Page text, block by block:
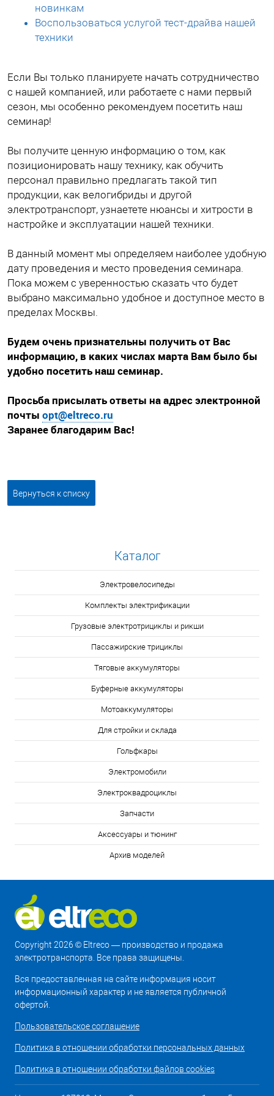
новинкам
Воспользоваться услугой тест-драйва нашей
техники
Если Вы только планируете начать сотрудничество
с нашей компанией, или работаете с нами первый
сезон, мы особенно рекомендуем посетить наш
семинар!
Вы получите ценную информацию о том, как
позиционировать нашу технику, как обучить
персонал правильно предлагать такой тип
продукции, как велогибриды и другой
электротранспорт, узнаетете нюансы и хитрости в
настройке и эксплуатации нашей техники.
В данный момент мы определяем наиболее удобную
дату проведения и место проведения семинара.
Пока можем с уверенностью сказать что будет
выбрано максимально удобное и доступное место в
пределах Москвы.
Будем очень признательны получить от Вас
информацию, в каких числах марта Вам было бы
удобно посетить наш семинар.
Просьба присылать ответы на адрес электронной
почты opt@eltreco.ru
Заранее благодарим Вас!
Вернуться к списку
Каталог
Электровелосипеды
Комплекты электрификации
Грузовые электротрициклы и рикши
Пассажирские трициклы
Тяговые аккумуляторы
Буферные аккумуляторы
Мотоаккумуляторы
Для стройки и склада
Гольфкары
Электромобили
Электроквадроциклы
Запчасти
Аксессуары и тюнинг
Архив моделей
Copyright 2026 © Eltreco — производство и продажа
электротранспорта. Все права защищены.
Вся предоставленная на сайте информация носит
информационный характер и не является публичной
офертой.
Пользовательское соглашение
Политика в отношении обработки персональных данных
Политика в отношении обработки файлов cookies